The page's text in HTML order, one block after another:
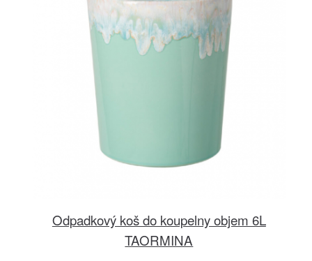
Odpadkový koš do koupelny objem 6L
TAORMINA